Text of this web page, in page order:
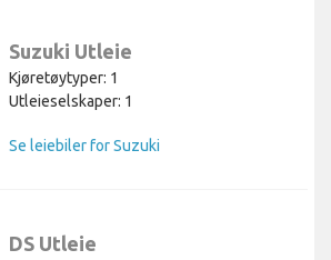
Suzuki Utleie
Kjøretøytyper: 1
Utleieselskaper: 1
Se leiebiler for Suzuki
DS Utleie